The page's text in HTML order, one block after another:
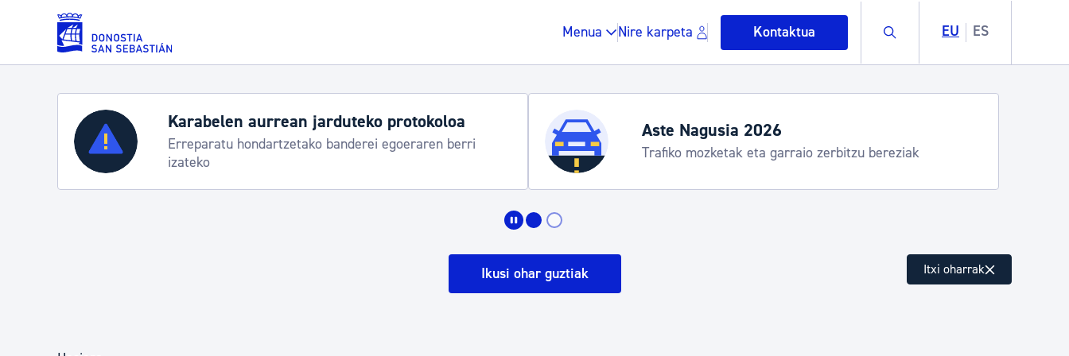
Eduki nagusira joan
Menua Nire karpeta Kontaktua Buscar EU ES
Zerbitzuak
Errolda eta gai pertsonalak
Gune publikoa, hondakinak eta ingurumena
Aste Nagusia 2026: egitaraua
Abuztuak 8-15
Udako ordutegiak eta zerbitzuak
Udalinfo, Donostia Kirola, Donostia Kultura, San Telmo,
Urgull, Hondalea, Turismoa
Ikusi ohar guztiak Itxi oharrak